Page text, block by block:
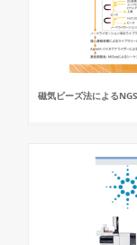
磁気ビーズ法による